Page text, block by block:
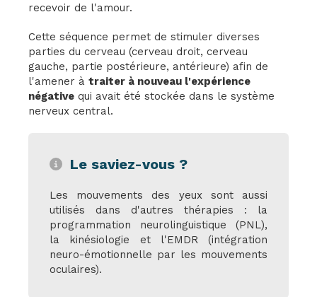
recevoir de l'amour.
Cette séquence permet de stimuler diverses
parties du cerveau (cerveau droit, cerveau
gauche, partie postérieure, antérieure) afin de
l'amener à traiter à nouveau l'expérience
négative qui avait été stockée dans le système
nerveux central.
Le saviez-vous ?
Les mouvements des yeux sont aussi
utilisés dans d'autres thérapies : la
programmation neurolinguistique (PNL),
la kinésiologie et l'EMDR (intégration
neuro-émotionnelle par les mouvements
oculaires).